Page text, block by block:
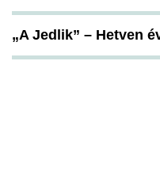
„A Jedlik” – Hetven